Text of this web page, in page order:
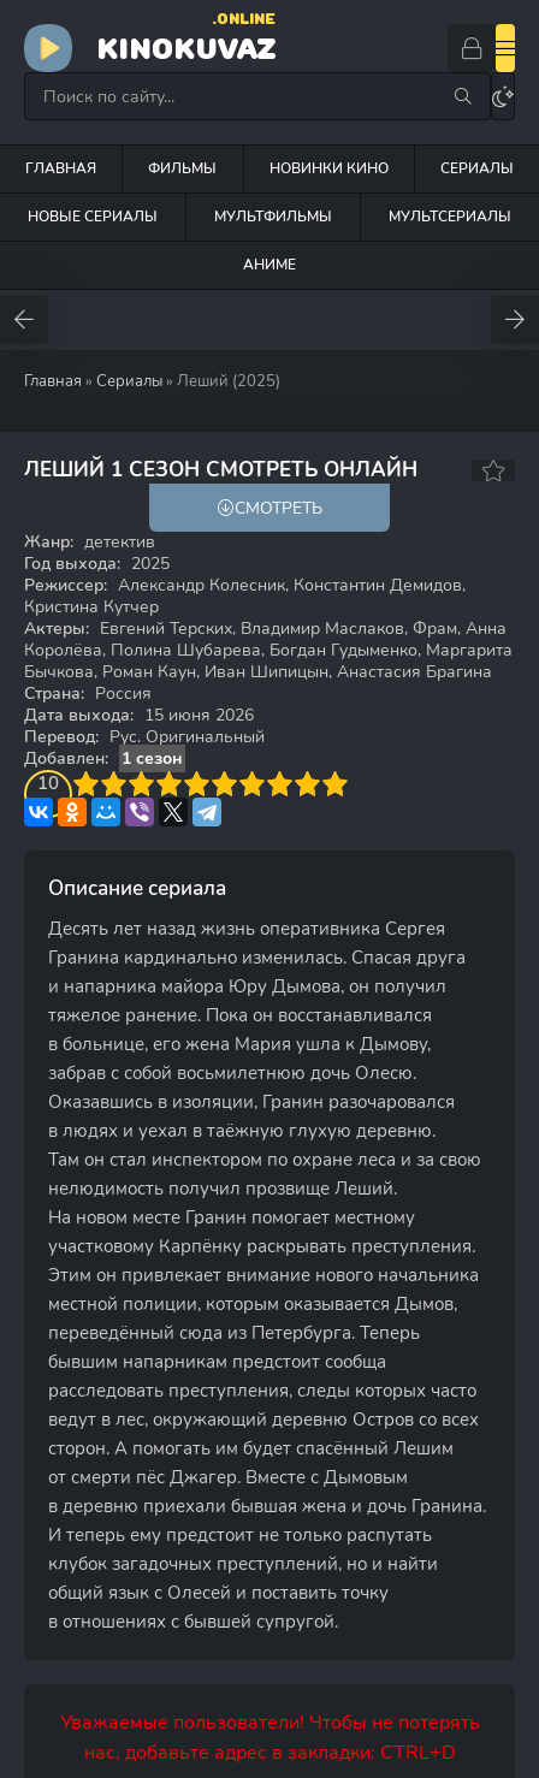
KINOKUVAZ
.ONLINE
ГЛАВНАЯ ФИЛЬМЫ НОВИНКИ КИНО СЕРИАЛЫ
НОВЫЕ СЕРИАЛЫ МУЛЬТФИЛЬМЫ МУЛЬТСЕРИАЛЫ
АНИМЕ
Главная » Сериалы » Леший (2025)
ЛЕШИЙ 1 СЕЗОН СМОТРЕТЬ ОНЛАЙН
СМОТРЕТЬ
Жанр: детектив
Год выхода: 2025
Режиссер: Александр Колесник, Константин Демидов,
Кристина Кутчер
Актеры: Евгений Терских, Владимир Маслаков, Фрам, Анна
Королёва, Полина Шубарева, Богдан Гудыменко, Маргарита
Бычкова, Роман Каун, Иван Шипицын, Анастасия Брагина
Страна: Россия
Дата выхода: 15 июня 2026
Перевод: Рус. Оригинальный
Добавлен:
1 сезон
10
4 5 6 7 8 9 10
Описание сериала
Десять лет назад жизнь оперативника Сергея
Гранина кардинально изменилась. Спасая друга
и напарника майора Юру Дымова, он получил
тяжелое ранение. Пока он восстанавливался
в больнице, его жена Мария ушла к Дымову,
забрав с собой восьмилетнюю дочь Олесю.
Оказавшись в изоляции, Гранин разочаровался
в людях и уехал в таёжную глухую деревню.
Там он стал инспектором по охране леса и за свою
нелюдимость получил прозвище Леший.
На новом месте Гранин помогает местному
участковому Карпёнку раскрывать преступления.
Этим он привлекает внимание нового начальника
местной полиции, которым оказывается Дымов,
переведённый сюда из Петербурга. Теперь
бывшим напарникам предстоит сообща
расследовать преступления, следы которых часто
ведут в лес, окружающий деревню Остров со всех
сторон. А помогать им будет спасённый Лешим
от смерти пёс Джагер. Вместе с Дымовым
в деревню приехали бывшая жена и дочь Гранина.
И теперь ему предстоит не только распутать
клубок загадочных преступлений, но и найти
общий язык с Олесей и поставить точку
в отношениях с бывшей супругой.
Уважаемые пользователи! Чтобы не потерять
нас, добавьте адрес в закладки: CTRL+D